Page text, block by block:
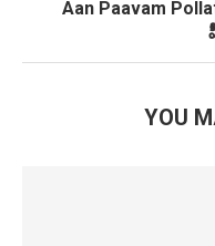
Aan Paavam
YOU